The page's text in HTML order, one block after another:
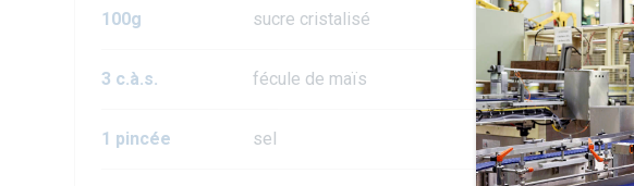
100g sucre cristalisé
3 c.à.s. fécule de maïs
1 pincée sel